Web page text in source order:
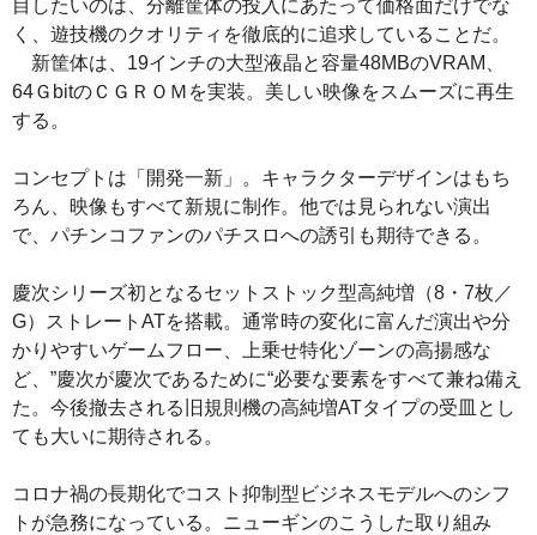
目したいのは、分離筐体の投入にあたって価格面だけでな
く、遊技機のクオリティを徹底的に追求していることだ。
新筐体は、19インチの大型液晶と容量48MBのVRAM、
64ＧbitのＣＧＲＯＭを実装。美しい映像をスムーズに再生
する。
コンセプトは「開発一新」。キャラクターデザインはもち
ろん、映像もすべて新規に制作。他では見られない演出
で、パチンコファンのパチスロへの誘引も期待できる。
慶次シリーズ初となるセットストック型高純増（8・7枚／
G）ストレートATを搭載。通常時の変化に富んだ演出や分
かりやすいゲームフロー、上乗せ特化ゾーンの高揚感な
ど、”慶次が慶次であるために“必要な要素をすべて兼ね備え
た。今後撤去される旧規則機の高純増ATタイプの受皿とし
ても大いに期待される。
コロナ禍の長期化でコスト抑制型ビジネスモデルへのシフ
トが急務になっている。ニューギンのこうした取り組み